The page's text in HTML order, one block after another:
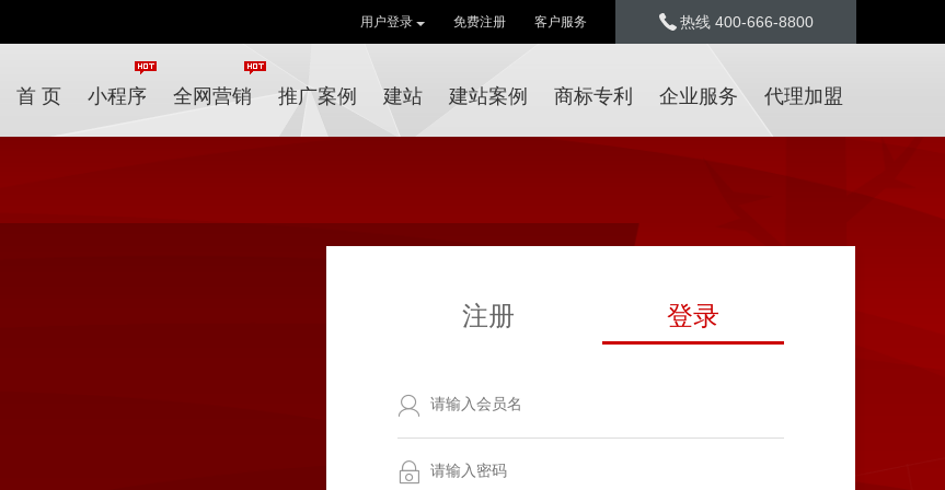
用户登录 免费注册 客户服务 热线 400-666-8800
首 页 小程序 全网营销 推广案例 建站 建站案例 商标专利 企业服务 代理加盟
注册 登录